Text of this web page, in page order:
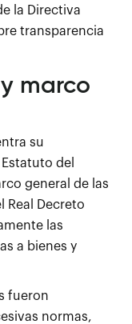
la Directiva
transparencia
marco
su
del
general de las
Real Decreto
las
a bienes y
fueron
normas,